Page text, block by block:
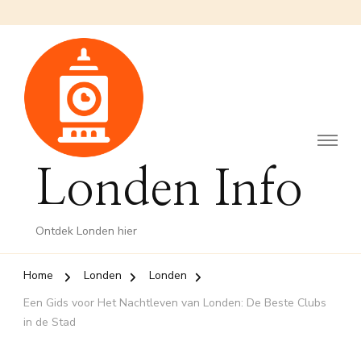
Londen Info
Ontdek Londen hier
Home Londen
Londen
Een Gids voor Het Nachtleven van Londen: De Beste Clubs
in de Stad